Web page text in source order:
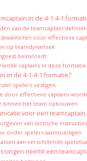
in de 4-1-4-1
van de teamcaptain
voor effectieve
op teamdynamiek
beïnvloedt
captains in deze formatie
in de 4-1-4-1 formatie?
spelers vestigen
door effectieve captains
binnen het team opbouwen
voor een teamcaptain
van tactische
onder spelers aanmoedigen
aan verschillende
neemt een